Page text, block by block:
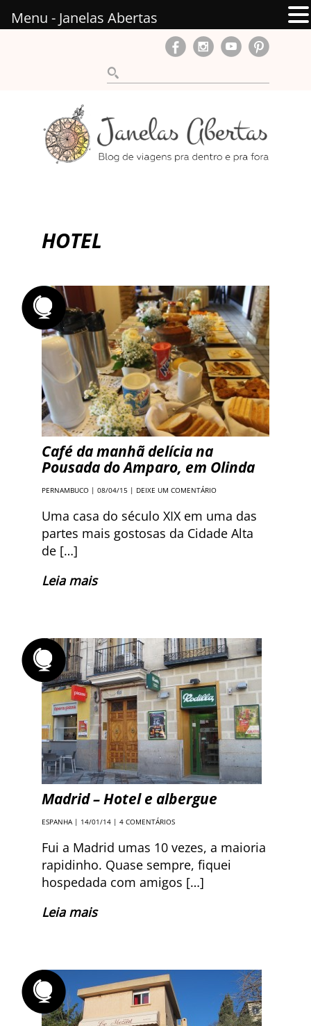
HOTEL
Café da manhã delícia na
Pousada do Amparo, em Olinda
PERNAMBUCO | 08/04/15 | DEIXE UM COMENTÁRIO
Uma casa do século XIX em uma das
partes mais gostosas da Cidade Alta
de […]
Leia mais
Madrid – Hotel e albergue
ESPANHA| 14/01/14 | 4 COMENTÁRIOS
Fui a Madrid umas 10 vezes, a maioria
rapidinho. Quase sempre, fiquei
hospedada com amigos […]
Leia mais
Menu - Janelas Abertas